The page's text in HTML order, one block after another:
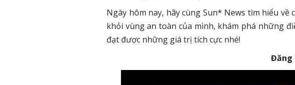
Ngày hôm nay, hãy cùng Sun* News tìm hiểu về
khỏi vùng an toàn của mình, khám phá những
đạt được những giá trị tích cực nhé!
Đăng